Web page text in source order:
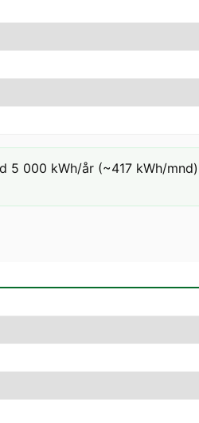
5 000 kWh/år (~417 kWh/